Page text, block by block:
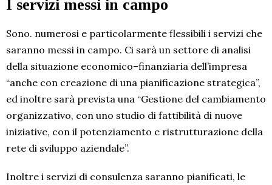
I servizi messi in campo
Sono. numerosi e particolarmente flessibili i servizi che
saranno messi in campo. Ci sarà un settore di analisi
della situazione economico–finanziaria dell’impresa
“anche con creazione di una pianificazione strategica”,
ed inoltre sarà prevista una “Gestione del cambiamento
organizzativo, con uno studio di fattibilità di nuove
iniziative, con il potenziamento e ristrutturazione della
rete di sviluppo aziendale”.
Inoltre i servizi di consulenza saranno pianificati, le